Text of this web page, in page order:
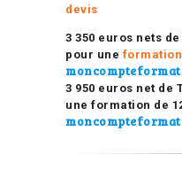
devis
3 350 euros nets
pour une
3 950 euros net de
une formation de